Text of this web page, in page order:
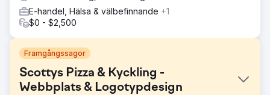
E-handel, Hälsa & välbefinnande +1
$0 - $2,500
Framgångssagor
Scottys Pizza & Kyckling -
Webbplats & Logotypdesign